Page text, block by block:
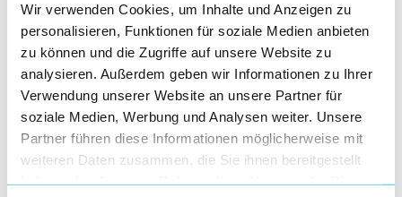
Wir verwenden Cookies, um Inhalte und Anzeigen zu
personalisieren, Funktionen für soziale Medien anbieten
zu können und die Zugriffe auf unsere Website zu
analysieren. Außerdem geben wir Informationen zu Ihrer
Verwendung unserer Website an unsere Partner für
soziale Medien, Werbung und Analysen weiter. Unsere
Partner führen diese Informationen möglicherweise mit
weiteren Daten zusammen, die Sie ihnen bereitgestellt
Effizienz in Echtzeit
Mit der neuen Editierfunktion kann in MoldControl jederzeit – auch
während eines laufenden Spritzgießprozesses – in den
Produktionsablauf eingegriffen werden. Unregelmäßigkeiten
können so schneller behoben und Standzeiten um ein Vielfaches
reduziert werden. Darüber hinaus geben intuitiv bedienbare
Bewegungssegmente, übersichtliche Monitoring-Ansichten sowie
verschiedene intelligente Autotuning-Funktionen und